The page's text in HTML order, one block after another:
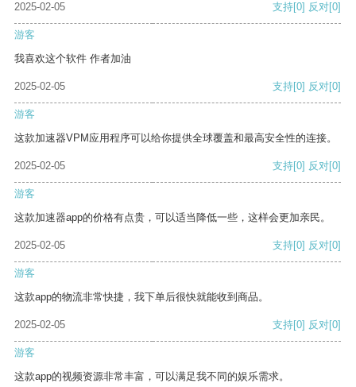
2025-02-05
支持[0] 反对[0]
游客
我喜欢这个软件 作者加油
2025-02-05 支持[0] 反对[0]
游客
这款加速器VPM应用程序可以给你提供全球覆盖和最高安全性的连接。
2025-02-05 支持[0] 反对[0]
游客
这款加速器app的价格有点贵，可以适当降低一些，这样会更加亲民。
2025-02-05 支持[0] 反对[0]
游客
这款app的物流非常快捷，我下单后很快就能收到商品。
2025-02-05 支持[0] 反对[0]
游客
这款app的视频资源非常丰富，可以满足我不同的娱乐需求。